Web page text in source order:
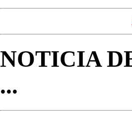
NOTICIA
...